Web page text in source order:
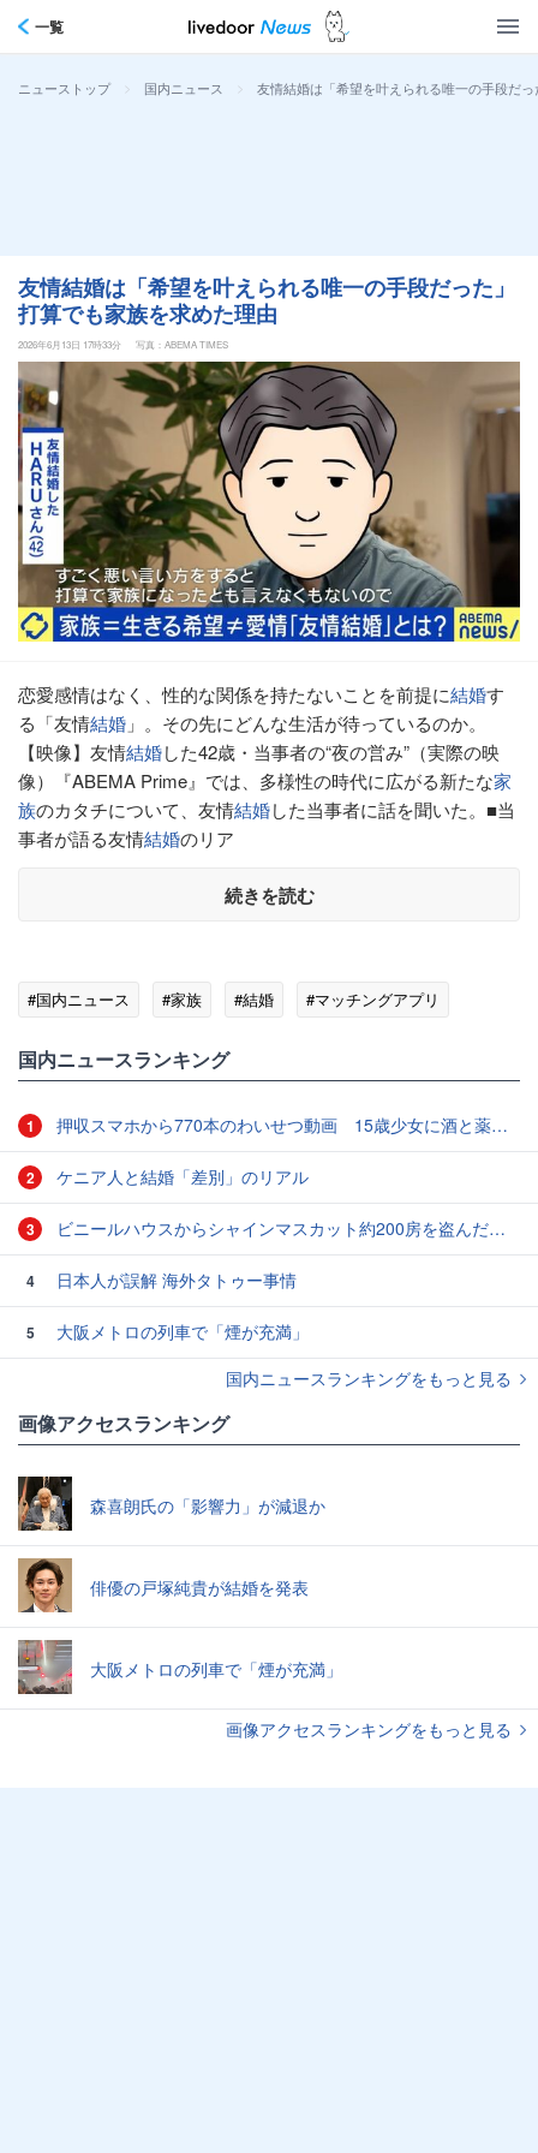
一覧
ニューストップ > 国内ニュース > 友情結婚は「希望を叶えられる唯一の手段だ
友情結婚は「希望を叶えられる唯一の手段だった」
打算でも家族を求めた理由
2026年6月13日 17時33分 写真：ABEMA TIMES
恋愛感情はなく、性的な関係を持たないことを前提に結婚す
る「友情結婚 」。その先にどんな生活が待っているのか。
【映像】友情結婚した42歳・当事者の“夜の営み”（実際の映
像）『ABEMA Prime』では、多様性の時代に広がる新たな家
族のカタチについて、友情結婚した当事者に話を聞いた。■当
事者が語る友情結婚のリア
続きを読む
#国内ニュース #家族 #結婚 #マッチングアプリ
国内ニュースランキング
1 押収スマホから770本のわいせつ動画 15歳少女に酒と薬飲ませ性的暴行か 54歳男を再逮捕 「薬もありますよ」とSNSで誘い出し
2 ケニア人と結婚「差別」のリアル
3 ビニールハウスからシャインマスカット約200房を盗んだ疑い ネットで販売か 無職の男（42）逮捕 岡山県警
4 日本人が誤解 海外タトゥー事情
5
大阪メトロの列車で「煙が充満」
国内ニュースランキングをもっと見る
画像アクセスランキング
森喜朗氏の「影響力」が減退か
俳優の戸塚純貴が結婚を発表
大阪メトロの列車で「煙が充満」
画像アクセスランキングをもっと見る